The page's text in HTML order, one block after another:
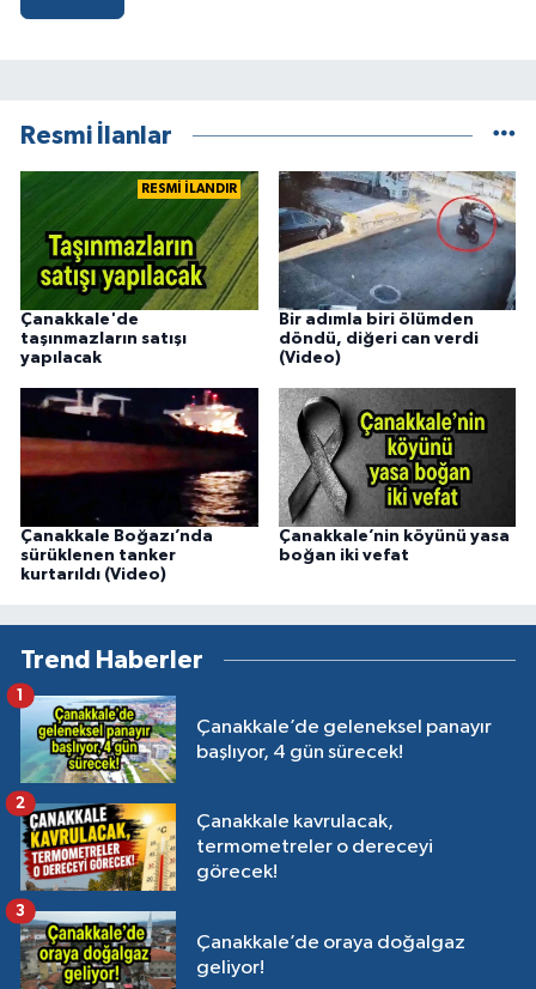
Resmi İlanlar
RESMİ İLANDIR
Çanakkale'de
taşınmazların satışı
yapılacak
Bir adımla biri ölümden
döndü, diğeri can verdi
(Video)
Çanakkale Boğazı’nda
sürüklenen tanker
kurtarıldı (Video)
Çanakkale’nin köyünü yasa
boğan iki vefat
Trend Haberler
Çanakkale’de geleneksel panayır
başlıyor, 4 gün sürecek!
1
Çanakkale kavrulacak,
termometreler o dereceyi
görecek!
2
Çanakkale’de oraya doğalgaz
geliyor!
3